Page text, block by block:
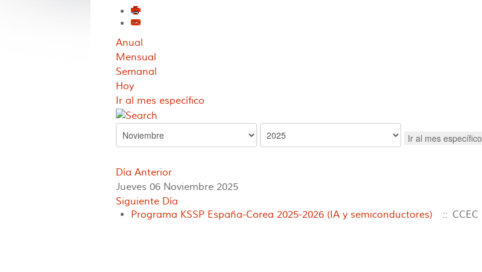
Anual
Mensual
Semanal
Hoy
Ir al mes específico
Ir al mes específico
Día Anterior
Jueves 06 Noviembre 2025
Siguiente Día
Programa KSSP España-Corea 2025-2026 (IA y semiconductores)
:: CCEC